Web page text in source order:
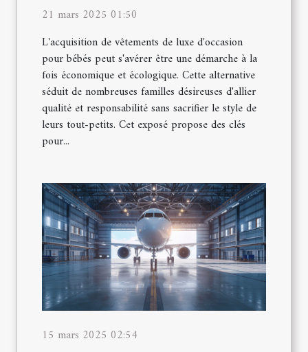
21 mars 2025 01:50
L'acquisition de vêtements de luxe d'occasion
pour bébés peut s'avérer être une démarche à la
fois économique et écologique. Cette alternative
séduit de nombreuses familles désireuses d'allier
qualité et responsabilité sans sacrifier le style de
leurs tout-petits. Cet exposé propose des clés
pour...
15 mars 2025 02:54